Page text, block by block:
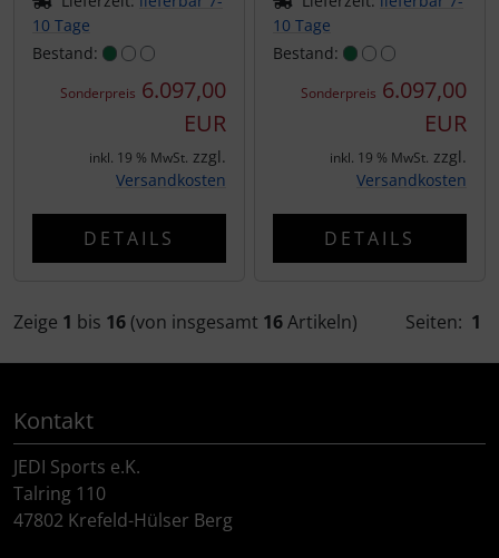
10 Tage
Bestand:
Sonderpreis 6.097,00
EUR
inkl. 19 % MwSt. zzgl.
Versandkosten
DETAILS
10 Tage
Bestand:
Sonderpreis 6.097,00
EUR
inkl. 19 % MwSt. zzgl.
Versandkosten
DETAILS
Zeige 1 bis 16 (von insgesamt 16Artikeln) Seiten: 1
Kontakt
JEDI Sports e.K.
Talring 110
47802 Krefeld-Hülser Berg